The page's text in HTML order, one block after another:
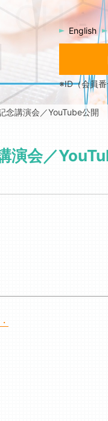
English
※ID（会員番
講演会／YouTube公開
演会／